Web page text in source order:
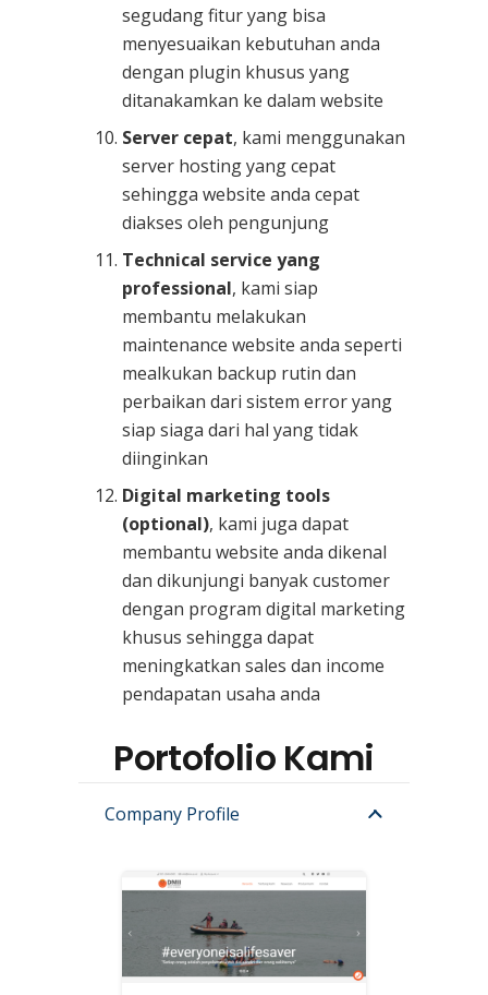
segudang fitur yang bisa
menyesuaikan kebutuhan anda
dengan plugin khusus yang
ditanakamkan ke dalam website
Server cepat, kami menggunakan
server hosting yang cepat
sehingga website anda cepat
diakses oleh pengunjung
Technical service yang
professional, kami siap
membantu melakukan
maintenance website anda seperti
mealkukan backup rutin dan
perbaikan dari sistem error yang
siap siaga dari hal yang tidak
diinginkan
Digital marketing tools
(optional), kami juga dapat
membantu website anda dikenal
dan dikunjungi banyak customer
dengan program digital marketing
khusus sehingga dapat
meningkatkan sales dan income
pendapatan usaha anda
Portofolio Kami
Company Profile